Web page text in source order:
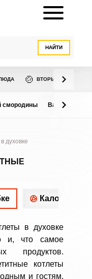
НАЙТИ
🍲 ВТОРЫЕ БЛЮДА
смородины Варенье из
духовке
в духовке
и, что самое
продуктов.
котлеты
и гостям,